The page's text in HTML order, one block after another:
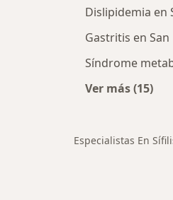
Dislipidemia en
Gastritis en
Síndrome
Ver más (15)
Especialistas En